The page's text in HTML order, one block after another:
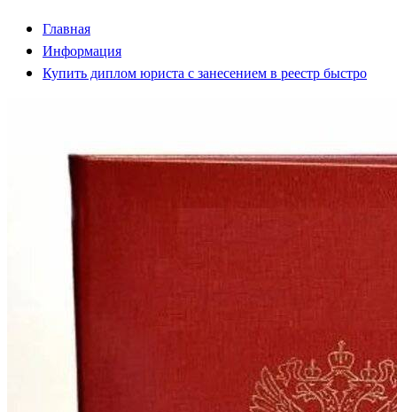
Главная
Информация
Купить диплом юриста с занесением в реестр быстро